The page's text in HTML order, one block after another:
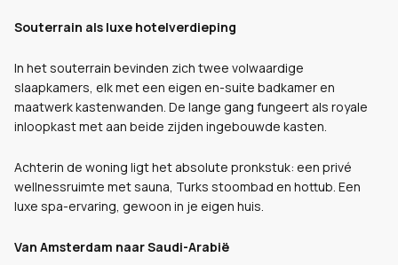
Souterrain als luxe hotelverdieping
In het souterrain bevinden zich twee volwaardige
slaapkamers, elk met een eigen en-suite badkamer en
maatwerk kastenwanden. De lange gang fungeert als royale
inloopkast met aan beide zijden ingebouwde kasten.
Achterin de woning ligt het absolute pronkstuk: een privé
wellnessruimte met sauna, Turks stoombad en hottub. Een
luxe spa-ervaring, gewoon in je eigen huis.
Van Amsterdam naar Saudi-Arabië